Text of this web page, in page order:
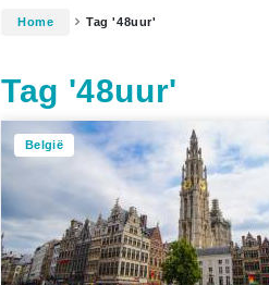
Home Tag '48uur'
Tag '48uur'
België